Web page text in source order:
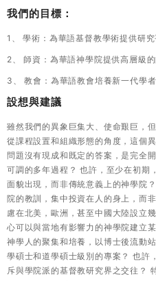
我們的目標：
1、 學術：為華語基督教學術提供研
2、 師資：為華語神學院提供高層級
3、 教會：為華語教會培養新一代學
設想與建議
雖然我們的異象巨集大、使命艱巨，
從課程設置和組織形態的角度，這個
問題沒有現成和既定的答案，是完全
可調的多年過程？ 也許，至少在初期
面貌出現，而非傳統意義上的神學院
院的教訓，集中投資在人的身上，而
慮在北美，歐洲，甚至中國大陸設立
心可以與當地有影響力的神學院建立
神學人的聚集和培養，以博士後流動
學碩士和道學碩士級別的專案？ 也許
斥與學院派的基督教研究界之交往？